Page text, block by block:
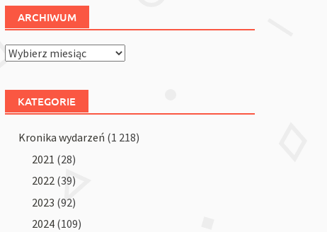
ARCHIWUM
Archiwum
KATEGORIE
Kronika wydarzeń (1 218)
2021 (28)
2022 (39)
2023 (92)
2024 (109)